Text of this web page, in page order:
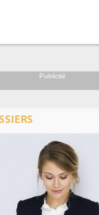
Publicité